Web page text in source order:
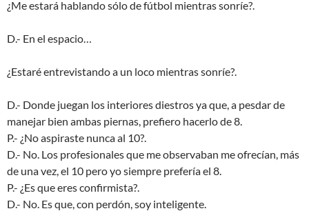
¿Me estará hablando sólo de fútbol mientras sonríe?.
D.- En el espacio…
¿Estaré entrevistando a un loco mientras sonríe?.
D.- Donde juegan los interiores diestros ya que, a pesdar de
manejar bien ambas piernas, prefiero hacerlo de 8.
P.- ¿No aspiraste nunca al 10?.
D.- No. Los profesionales que me observaban me ofrecían, más
de una vez, el 10 pero yo siempre prefería el 8.
P.- ¿Es que eres confirmista?.
D.- No. Es que, con perdón, soy inteligente.